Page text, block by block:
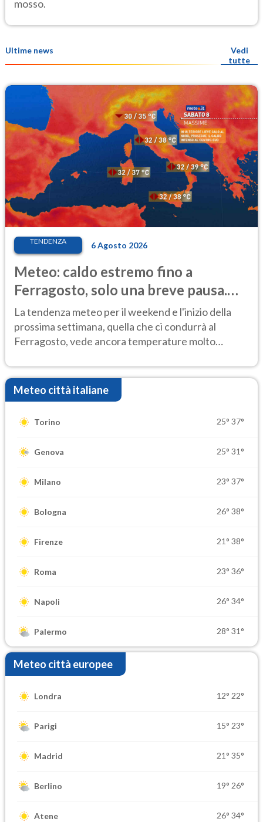
mosso.
Ultime news
Vedi
tutte
TENDENZA 6 Agosto 2026
Meteo: caldo estremo fino a
Ferragosto, solo una breve pausa.
Ecco dove
La tendenza meteo per il weekend e l'inizio della
prossima settimana, quella che ci condurrà al
Ferragosto, vede ancora temperature molto
Meteo città italiane
Torino 25° 37°
Genova 25° 31°
Milano 23° 37°
Bologna 26° 38°
Firenze 21° 38°
Roma 23° 36°
Napoli 26° 34°
Palermo 28° 31°
Meteo città europee
Londra 12° 22°
Parigi 15° 23°
Madrid 21° 35°
Berlino 19° 26°
Atene 26° 34°